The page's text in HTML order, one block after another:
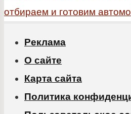
отбираем и готовим
Реклама
О сайте
Карта сайта
Политика